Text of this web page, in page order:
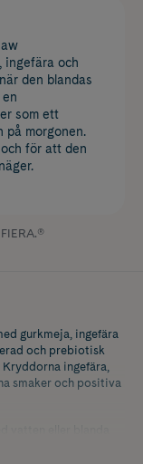
ingefära och
den blandas
som ett
på morgonen.
för att den
gurkmeja, ingefära
och prebiotisk
ingefära,
smaker och positiva